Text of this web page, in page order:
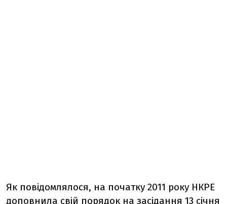
Як повідомлялося, на початку 2011 року НКРЕ
доповнила свій порядок на засідання 13 січня